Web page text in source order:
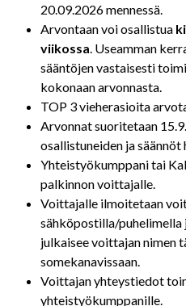
20.09.2026 mennessä.
Arvontaan voi osallistua
viikossa . Useamman
sääntöjen vastaisesti
kokonaan arvonnasta.
TOP 3 vieherasioita
Arvonnat suoritetaan
osallistuneiden ja säännöt
Yhteistyökumppani tai
palkinnon voittajalle.
Voittajalle ilmoitetaan
sähköpostilla/puhelimella
julkaisee voittajan nimen
somekanavissaan.
Voittajan yhteystiedot
yhteistyökumppanille.